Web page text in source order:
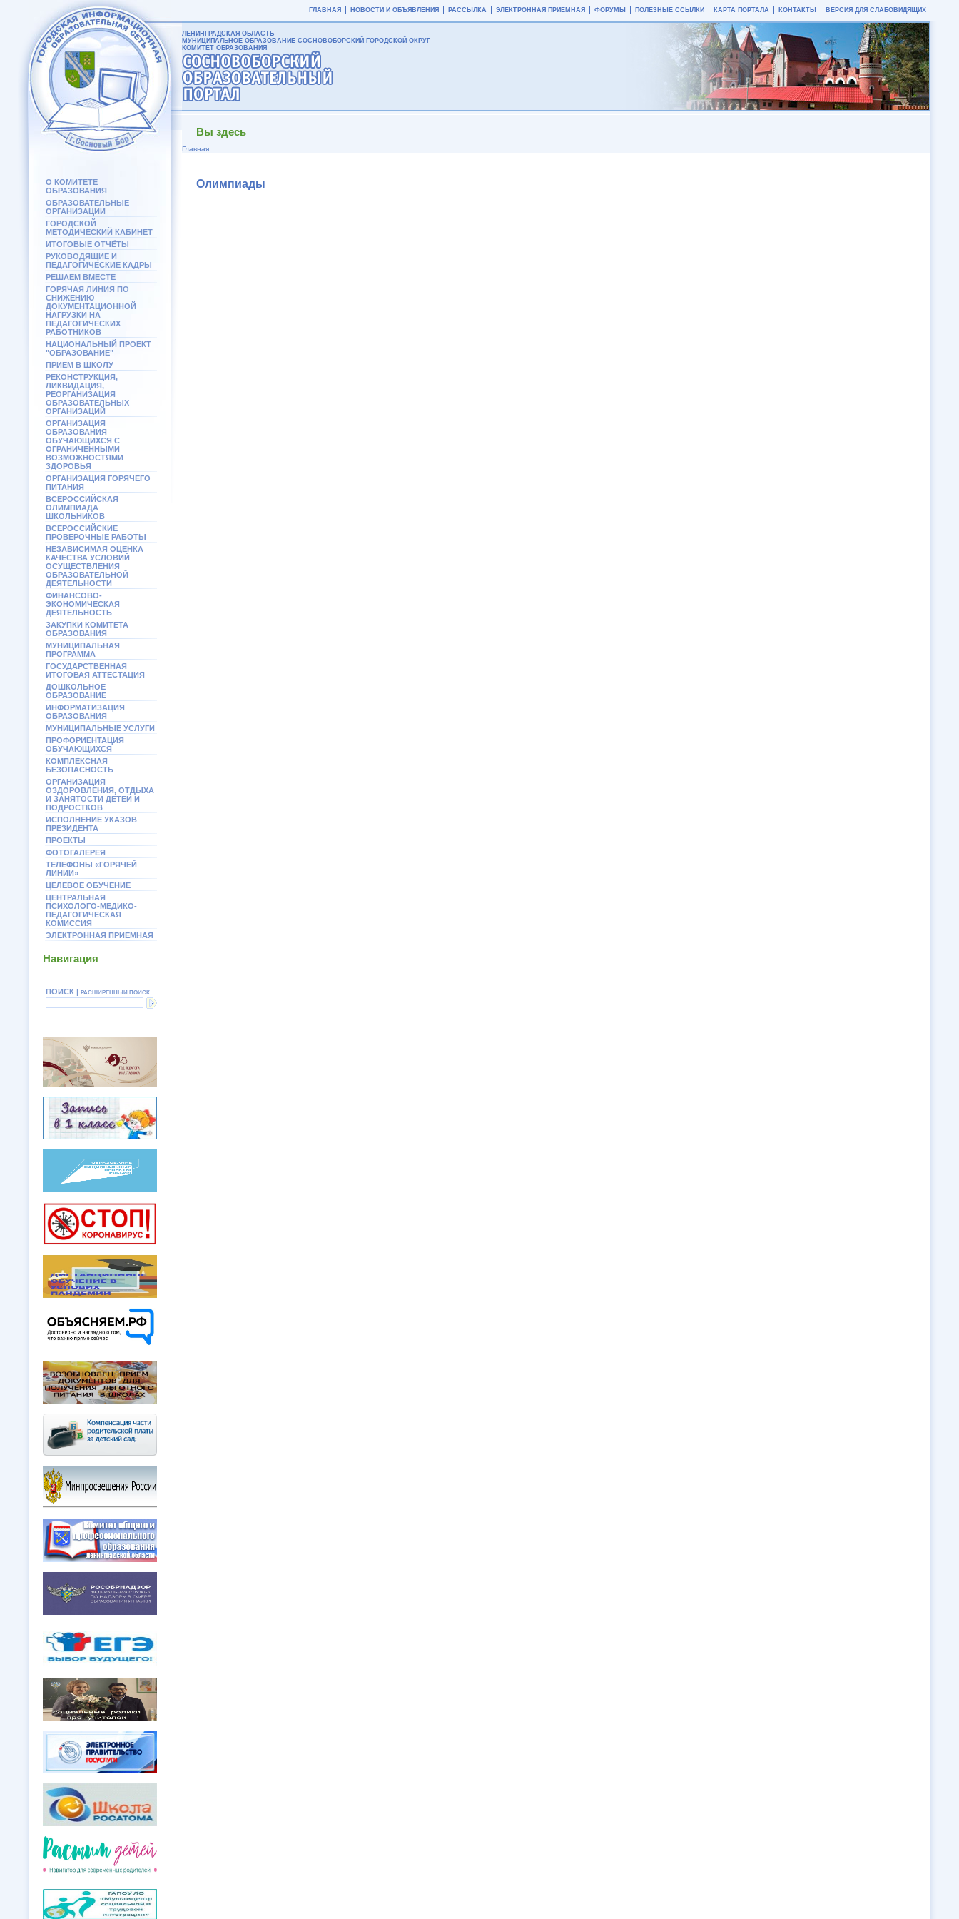
О КОМИТЕТЕ
ОБРАЗОВАНИЯ
ОБРАЗОВАТЕЛЬНЫЕ
ОРГАНИЗАЦИИ
ГОРОДСКОЙ
МЕТОДИЧЕСКИЙ КАБИНЕТ
ИТОГОВЫЕ ОТЧЁТЫ
РУКОВОДЯЩИЕ И
ПЕДАГОГИЧЕСКИЕ КАДРЫ
РЕШАЕМ ВМЕСТЕ
ГОРЯЧАЯ ЛИНИЯ ПО
СНИЖЕНИЮ
ДОКУМЕНТАЦИОННОЙ
НАГРУЗКИ НА
ПЕДАГОГИЧЕСКИХ
РАБОТНИКОВ
НАЦИОНАЛЬНЫЙ ПРОЕКТ
"ОБРАЗОВАНИЕ"
ПРИЁМ В ШКОЛУ
РЕКОНСТРУКЦИЯ,
ЛИКВИДАЦИЯ,
РЕОРГАНИЗАЦИЯ
ОБРАЗОВАТЕЛЬНЫХ
ОРГАНИЗАЦИЙ
ОРГАНИЗАЦИЯ
ОБРАЗОВАНИЯ
ОБУЧАЮЩИХСЯ С
ОГРАНИЧЕННЫМИ
ВОЗМОЖНОСТЯМИ
ЗДОРОВЬЯ
ОРГАНИЗАЦИЯ ГОРЯЧЕГО
ПИТАНИЯ
ВСЕРОССИЙСКАЯ
ОЛИМПИАДА
ШКОЛЬНИКОВ
ВСЕРОССИЙСКИЕ
ПРОВЕРОЧНЫЕ РАБОТЫ
НЕЗАВИСИМАЯ ОЦЕНКА
КАЧЕСТВА УСЛОВИЙ
ОСУЩЕСТВЛЕНИЯ
ОБРАЗОВАТЕЛЬНОЙ
ДЕЯТЕЛЬНОСТИ
ФИНАНСОВО-
ЭКОНОМИЧЕСКАЯ
ДЕЯТЕЛЬНОСТЬ
ЗАКУПКИ КОМИТЕТА
ОБРАЗОВАНИЯ
МУНИЦИПАЛЬНАЯ
ПРОГРАММА
ГОСУДАРСТВЕННАЯ
ИТОГОВАЯ АТТЕСТАЦИЯ
ДОШКОЛЬНОЕ
ОБРАЗОВАНИЕ
ИНФОРМАТИЗАЦИЯ
ОБРАЗОВАНИЯ
МУНИЦИПАЛЬНЫЕ УСЛУГИ
ПРОФОРИЕНТАЦИЯ
ОБУЧАЮЩИХСЯ
КОМПЛЕКСНАЯ
БЕЗОПАСНОСТЬ
ОРГАНИЗАЦИЯ
ОЗДОРОВЛЕНИЯ, ОТДЫХА
И ЗАНЯТОСТИ ДЕТЕЙ И
ПОДРОСТКОВ
ИСПОЛНЕНИЕ УКАЗОВ
ПРЕЗИДЕНТА
ПРОЕКТЫ
ФОТОГАЛЕРЕЯ
ТЕЛЕФОНЫ «ГОРЯЧЕЙ
ЛИНИИ»
ЦЕЛЕВОЕ ОБУЧЕНИЕ
ЦЕНТРАЛЬНАЯ
ПСИХОЛОГО-МЕДИКО-
ПЕДАГОГИЧЕСКАЯ
КОМИССИЯ
ЭЛЕКТРОННАЯ ПРИЕМНАЯ
Навигация
ПОИСК | РАСШИРЕННЫЙ ПОИСК
ГЛАВНАЯ НОВОСТИ И ОБЪЯВЛЕНИЯ РАССЫЛКА ЭЛЕКТРОННАЯ ПРИЕМНАЯ ФОРУМЫ ПОЛЕЗНЫЕ ССЫЛКИ КАРТА ПОРТАЛА КОНТАКТЫ ВЕРСИЯ ДЛЯ СЛАБОВИДЯЩИХ
ЛЕНИНГРАДСКАЯ ОБЛАСТЬ
МУНИЦИПАЛЬНОЕ ОБРАЗОВАНИЕ СОСНОВОБОРСКИЙ ГОРОДСКОЙ ОКРУГ
КОМИТЕТ ОБРАЗОВАНИЯ
Вы здесь
Главная
Олимпиады